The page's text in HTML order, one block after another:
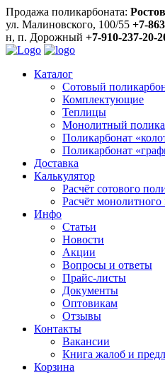
Продажа поликарбоната:
ул. Малиновского, 100/55 +7-
н, п. Дорожный +7-910-237-20-
Каталог
Сотовый
Комплектующие
Теплицы
Монолитный
Поликарбонат
Поликарбонат
Доставка
Калькулятор
Расчёт сотового
Расчёт монолитного
Инфо
Статьи
Новости
Акции
Вопросы и ответы
Прайс-листы
Документы
Оптовикам
Отзывы
Контакты
Вакансии
Книга жалоб и
Корзина